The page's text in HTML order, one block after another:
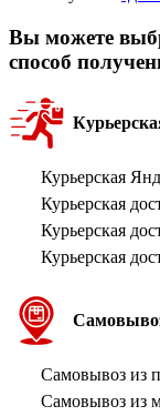
Вы можете
способ
Курьерская
Курьерская
Курьерская
Курьерская
Самовывоз из
Самовывоз из